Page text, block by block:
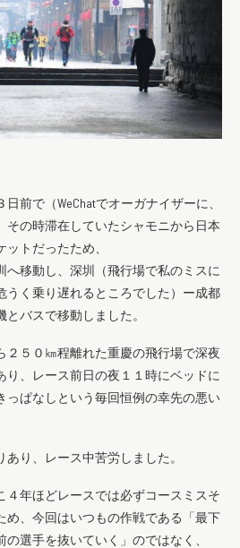
前で（WeChatでオーガナイザーに、
その時滞在していたシャモニから日本
トだったため、
へ移動し、深圳（飛行場で私のミスに
うく乗り遅れるところでした）ー成都
バスで移動しました。
２５０㎞程離れた重慶の飛行場で深夜
り、レース前日の夜１１時にベッドに
っぱなしという毎回恒例の幸先の悪い
り、レース中苦労しました。
４年ほどレースでは必ずコースミスそ
め、今回はいつもの作戦である「最下
選手を抜いていく」のではなく、